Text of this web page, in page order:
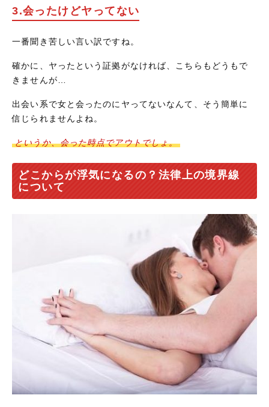
3.会ったけどヤってない
一番聞き苦しい言い訳ですね。
確かに、ヤったという証拠がなければ、こちらもどうもで
きませんが…
出会い系で女と会ったのにヤってないなんて、そう簡単に
信じられませんよね。
というか、会った時点でアウトでしょ。
どこからが浮気になるの？法律上の境界線
について